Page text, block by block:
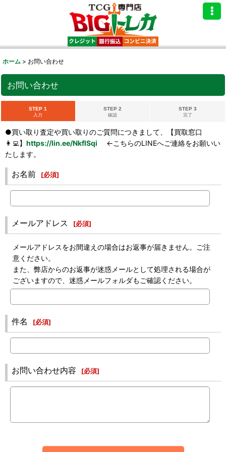
ホーム > お問い合わせ
お問い合わせ
STEP 1
入力
STEP 2
確認
STEP 3
完了
●買い取り査定や買い取りのご質問につきまして、【買取窓口
👩‍💻】 https://lin.ee/NkflSqi ←こちらのLINEへご連絡をお願いい
たします。
お名前 [必須]
メールアドレス [必須]
メールアドレスをお間違えの場合はお返事が届きません。ご注
意ください。
また、弊店からのお返事が迷惑メールとして処理される場合が
ございますので、迷惑メールフォルダもご確認ください。
件名 [必須]
お問い合わせ内容 [必須]